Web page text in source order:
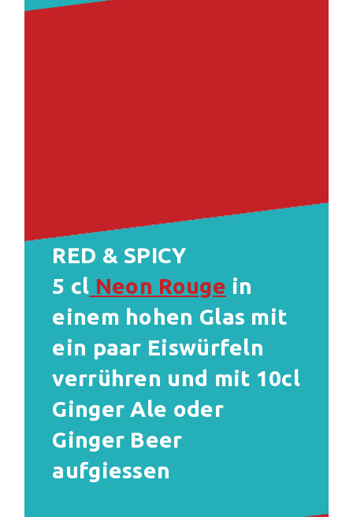
RED & SPICY
5 cl Neon Rouge in
einem hohen Glas mit
ein paar Eiswürfeln
verrühren und mit 10cl
Ginger Ale oder
Ginger Beer
aufgiessen